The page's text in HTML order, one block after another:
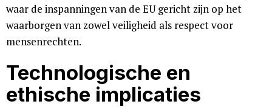
waar de inspanningen van de EU gericht zijn op het
waarborgen van zowel veiligheid als respect voor
mensenrechten.
Technologische en
ethische implicaties